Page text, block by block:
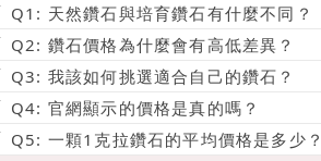
Q1: 天然鑽石與培育鑽石有什麼不同？
Q2: 鑽石價格為什麼會有高低差異？
Q3: 我該如何挑選適合自己的鑽石？
Q4: 官網顯示的價格是真的嗎？
Q5: 一顆1克拉鑽石的平均價格是多少？